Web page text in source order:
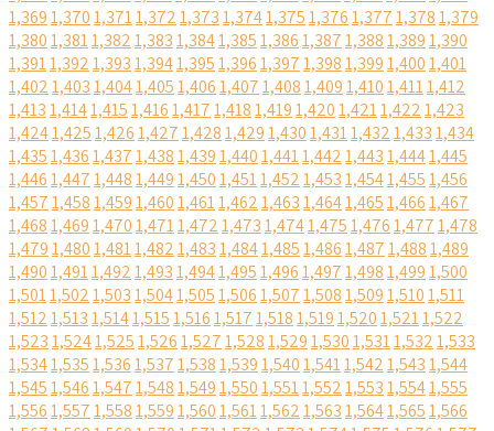
1,3691,3701,3711,3721,3731,3741,3751,3761,3771,3781,379
1,3801,3811,3821,3831,3841,3851,3861,3871,3881,3891,390
1,3911,3921,3931,3941,3951,3961,3971,3981,3991,4001,401
1,4021,4031,4041,4051,4061,4071,4081,4091,4101,4111,412
1,4131,4141,4151,4161,4171,4181,4191,4201,4211,4221,423
1,4241,4251,4261,4271,4281,4291,4301,4311,4321,4331,434
1,4351,4361,4371,4381,4391,4401,4411,4421,4431,4441,445
1,4461,4471,4481,4491,4501,4511,4521,4531,4541,4551,456
1,4571,4581,4591,4601,4611,4621,4631,4641,4651,4661,467
1,4681,4691,4701,4711,4721,4731,4741,4751,4761,4771,478
1,4791,4801,4811,4821,4831,4841,4851,4861,4871,4881,489
1,4901,4911,4921,4931,4941,4951,4961,4971,4981,4991,500
1,5011,5021,5031,5041,5051,5061,5071,5081,5091,5101,511
1,5121,5131,5141,5151,5161,5171,5181,5191,5201,5211,522
1,5231,5241,5251,5261,5271,5281,5291,5301,5311,5321,533
1,5341,5351,5361,5371,5381,5391,5401,5411,5421,5431,544
1,5451,5461,5471,5481,5491,5501,5511,5521,5531,5541,555
1,5561,5571,5581,5591,5601,5611,5621,5631,5641,5651,566